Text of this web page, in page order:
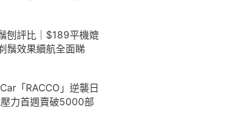
刨評比｜$189平機媲
鬚效果續航全面睇
「RACCO」逆襲日
力首週賣破5000部